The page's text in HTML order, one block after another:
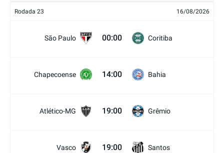
Rodada 23 16/08/2026
São Paulo 00:00 Coritiba
Chapecoense 14:00 Bahia
Atlético-MG 19:00 Grêmio
Vasco 19:00 Santos